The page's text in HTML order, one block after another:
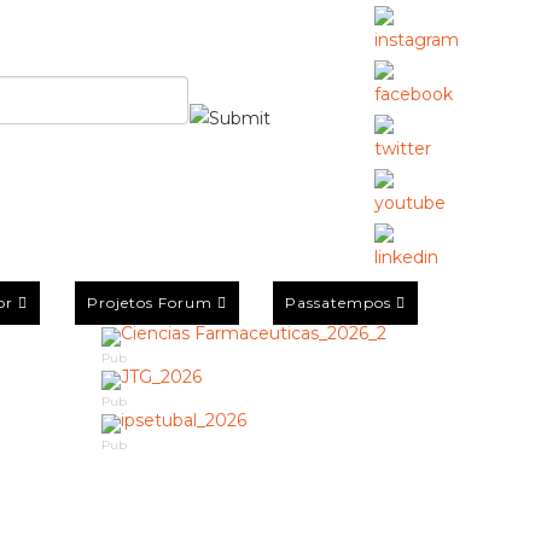
Projetos Forum Passatempos
Pub
Pub
Pub